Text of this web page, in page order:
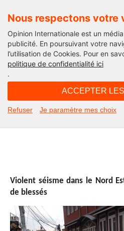
Nous respectons votre
Opinion Internationale est un
publicité. En poursuivant votre
l’utilisation de Cookies. Pour en
politique de confidentialité ici
.
ACCEPTER
Refuser Je paramètre mes choix
International
Une semaine en
Violent séisme dans le Nord
de blessés